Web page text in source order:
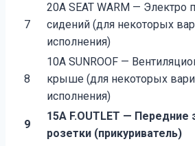
7
20А SEAT WARM — Электро
сидений (для некоторых
исполнения)
8
10А SUNROOF —
крыше (для некоторых
исполнения)
9
15А F.OUTLET — Передние
розетки (прикуриватель)